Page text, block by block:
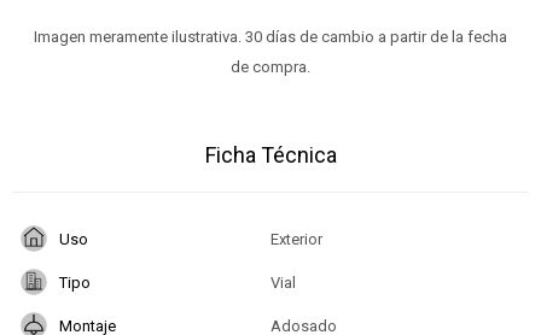
Imagen meramente ilustrativa. 30 días de cambio a partir de la fecha
de compra.
Ficha Técnica
Uso Exterior
Tipo Vial
Montaje Adosado